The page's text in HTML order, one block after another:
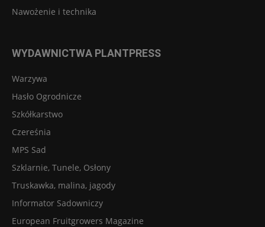
Nawożenie i technika
WYDAWNICTWA PLANTPRESS
Warzywa
Hasło Ogrodnicze
Szkółkarstwo
Czereśnia
MPS Sad
Szklarnie, Tunele, Osłony
Truskawka, malina, jagody
Informator Sadowniczy
European Fruitgrowers Magazine